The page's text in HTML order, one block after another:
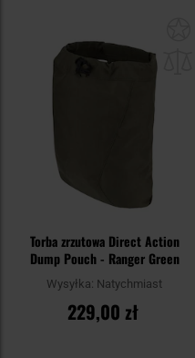
Torba zrzutowa Direct Action
Dump Pouch - Ranger Green
Wysyłka: Natychmiast
229,00 zł